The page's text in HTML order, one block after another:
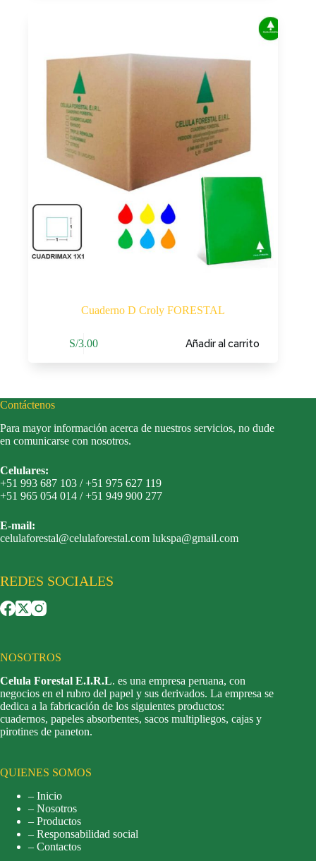
Cuaderno D Croly FORESTAL
S/3.00 Añadir al carrito
Contáctenos
Para mayor información acerca de nuestros servicios, no dude
en comunicarse con nosotros.
Celulares:
+51 993 687 103 / +51 975 627 119
+51 965 054 014 / +51 949 900 277
E-mail:
celulaforestal@celulaforestal.com lukspa@gmail.com
REDES SOCIALES
NOSOTROS
Celula Forestal E.I.R.L. es una empresa peruana, con
negocios en el rubro del papel y sus derivados. La empresa se
dedica a la fabricación de los siguientes productos:
cuadernos, papeles absorbentes, sacos multipliegos, cajas y
pirotines de paneton.
QUIENES SOMOS
– Inicio
– Nosotros
– Productos
– Responsabilidad social
– Contactos